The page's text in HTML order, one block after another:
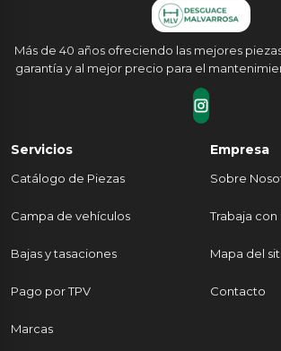
Más de 40 años ofreciendo las mejores
garantía y al mejor precio para el
Servicios
Catálogo de Piezas
Campa de vehículos
Bajas y tasaciones
Pago por TPV
Marcas
Empresa
Sobre
Trabaja
Mapa del
Contacto